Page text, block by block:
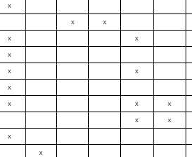
X
X X
X X
X
X X
X
X X X
X X
X
X